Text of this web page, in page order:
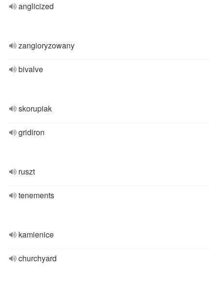
anglicized
zangioryzowany
bivalve
skorupiak
gridiron
ruszt
tenements
kamienice
churchyard